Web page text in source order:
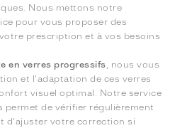
Nous mettons notre
pour vous proposer des
prescription et à vos besoins
en verres progressifs, nous vous
et l'adaptation de ces verres
visuel optimal. Notre service
permet de vérifier régulièrement
d'ajuster votre correction si